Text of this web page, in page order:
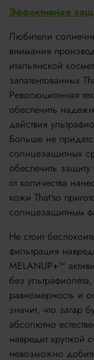
Эффективная
Любители
внимания
итальянской
запатентованных
Революционная
обеспечить
действия
Больше не
солнцезащитных
обеспечить
от количества
кожи That’so
солнцезащитным
Не стоит
фильтрация
MELANUP+™
без
равномерность и
значит, что
абсолютно
навредит хрупкой
невозможно